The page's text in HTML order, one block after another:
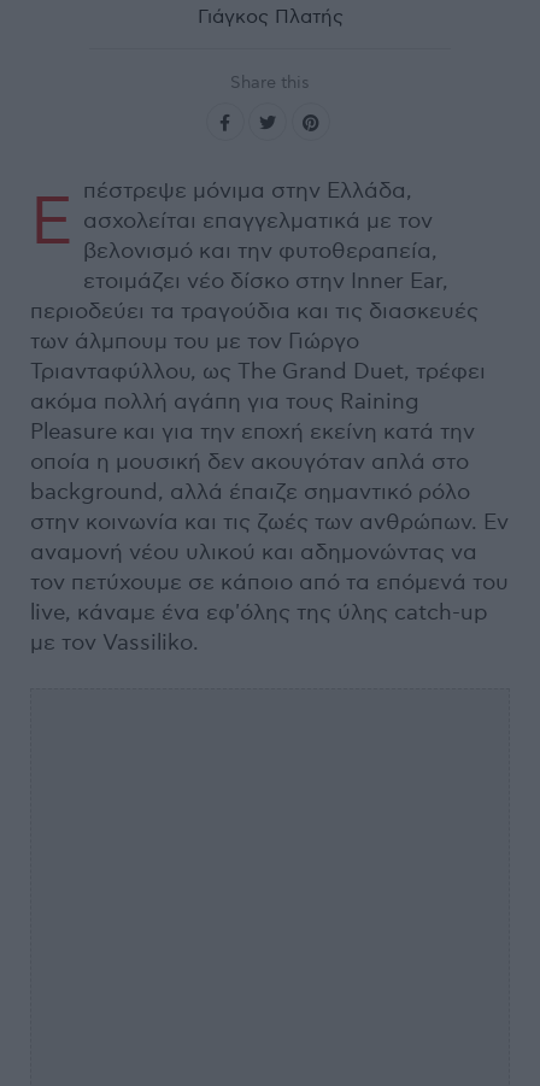
Γιάγκος Πλατής
Share this
Ε πέστρεψε μόνιμα στην Ελλάδα,
ασχολείται επαγγελματικά με τον
βελονισμό και την φυτοθεραπεία,
ετοιμάζει νέο δίσκο στην Inner Ear,
περιοδεύει τα τραγούδια και τις διασκευές
των άλμπουμ του με τον Γιώργο
Τριανταφύλλου, ως The Grand Duet, τρέφει
ακόμα πολλή αγάπη για τους Raining
Pleasure και για την εποχή εκείνη κατά την
οποία η μουσική δεν ακουγόταν απλά στο
background, αλλά έπαιζε σημαντικό ρόλο
στην κοινωνία και τις ζωές των ανθρώπων. Εν
αναμονή νέου υλικού και αδημονώντας να
τον πετύχουμε σε κάποιο από τα επόμενά του
live, κάναμε ένα εφ'όλης της ύλης catch-up
με τον Vassiliko.